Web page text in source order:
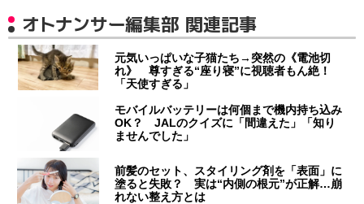
オトナンサー編集部 関連記事
元気いっぱいな子猫たち→突然の《電池切
れ》 尊すぎる“座り寝”に視聴者もん絶！
「天使すぎる」
モバイルバッテリーは何個まで機内持ち込み
OK？ JALのクイズに「間違えた」「知り
ませんでした」
前髪のセット、スタイリング剤を「表面」に
塗ると失敗？ 実は“内側の根元”が正解…崩
れない整え方とは